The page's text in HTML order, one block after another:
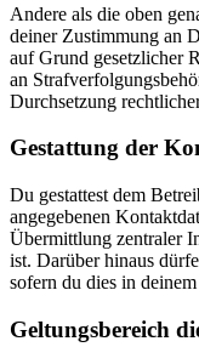
Andere als die oben
deiner Zustimmung an
auf Grund gesetzlicher
an
Durchsetzung
Gestattung der
Du gestattest dem
angegebenen
Übermittlung zentraler
ist. Darüber hinaus
sofern du dies in
Geltungsbereich